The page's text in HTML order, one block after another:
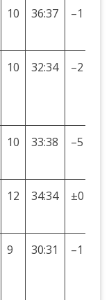
10 36:37 –1
10 32:34 –2
10 33:38 –5
12 34:34 ±0
9 30:31 –1